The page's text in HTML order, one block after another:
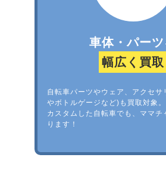
車体・パーツ
幅広く買取
自転車パーツやウェア、アクセサ
やボトルゲージなど)も買取対象。
カスタムした自転車でも、ママチ
ります！